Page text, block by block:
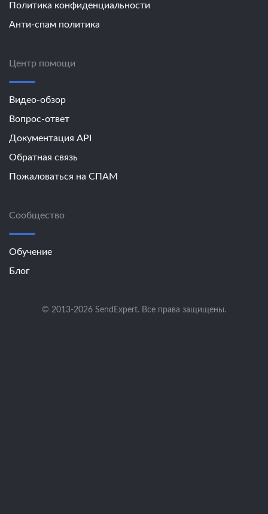
Политика конфиденциальности
Анти-спам политика
Центр помощи
Видео-обзор
Вопрос-ответ
Документация API
Обратная связь
Пожаловаться на СПАМ
Сообщество
Обучение
Блог
© 2013-2026 SendExpert. Все права защищены.